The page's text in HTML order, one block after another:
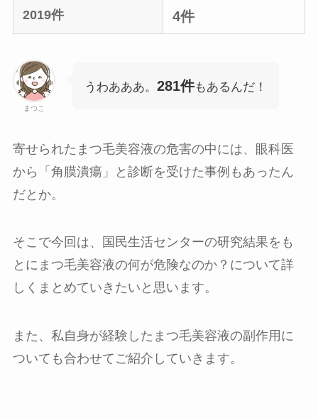
2019件 4件
まつこ
うわあああ。 281件もあるんだ！
寄せられたまつ毛美容液の危害の中には、眼科医
から「角膜潰瘍」と診断を受けた事例もあったん
だとか。
そこで今回は、国民生活センターの研究結果をも
とにまつ毛美容液の何が危険なのか？について詳
しくまとめていきたいと思います。
また、私自身が経験したまつ毛美容液の副作用に
ついても合わせてご紹介していきます。